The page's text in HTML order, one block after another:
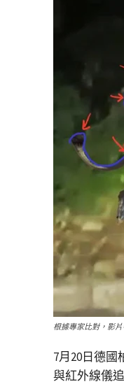
根據專家比對，影
7月20日德
與紅外線儀